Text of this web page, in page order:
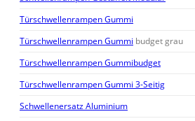
Türschwellenrampen Gummi
Türschwellenrampen Gummi budget grau
Türschwellenrampen Gummibudget
Türschwellenrampen Gummi 3-Seitig
Schwellenersatz Aluminium